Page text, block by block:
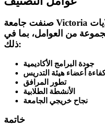
صنفت جامعة Victoria كأفضل جامعة في الولايات
من العوامل، بما في
ذلك:
جودة البرامج الأكاديمية
أعضاء هيئة التدريس
تطور المرافق
الأنشطة الطلابية
نجاح خريجي الجامعة
خاتمة